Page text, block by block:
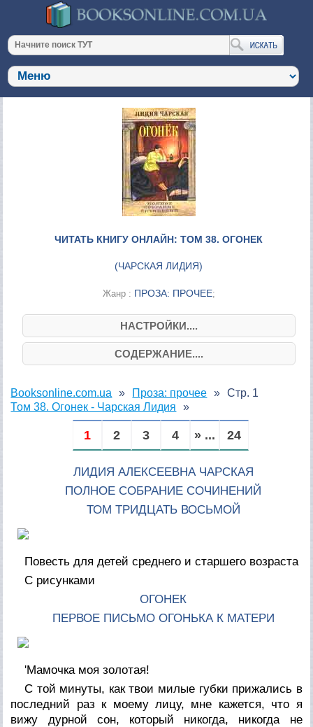
ЧИТАТЬ КНИГУ ОНЛАЙН: ТОМ 38. ОГОНЕК
(ЧАРСКАЯ ЛИДИЯ)
Жанр : ПРОЗА: ПРОЧЕЕ;
НАСТРОЙКИ....
СОДЕРЖАНИЕ....
Booksonline.com.ua
Проза: прочее
Том 38. Огонек - Чарская Лидия
Стр. 1
1 2 3 4 » ... 24
ЛИДИЯ АЛЕКСЕЕВНА ЧАРСКАЯ
ПОЛНОЕ СОБРАНИЕ СОЧИНЕНИЙ
ТОМ ТРИДЦАТЬ ВОСЬМОЙ
Повесть для детей среднего и старшего возраста
С рисунками
ОГОНЕК
ПЕРВОЕ ПИСЬМО ОГОНЬКА К МАТЕРИ
'Мамочка моя золотая!
С той минуты, как твои милые губки прижались в
последний раз к моему лицу, мне кажется, что я
вижу дурной сон, который никогда, никогда не